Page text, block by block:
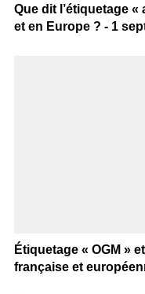
Que dit l’étiquetage
et en Europe ? - 1
Étiquetage « OGM »
française et